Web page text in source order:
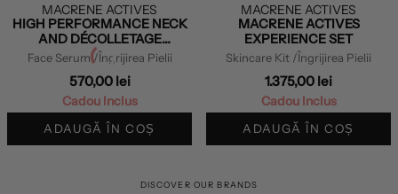
MACRENE ACTIVES
HIGH PERFORMANCE NECK
AND DÉCOLLETAGE
TREATMENT
Face Serum /Îngrijirea Pielii
570,00 lei
Cadou Inclus
ADAUGĂ ÎN COȘ
MACRENE ACTIVES
MACRENE ACTIVES
EXPERIENCE SET
Skincare Kit /Îngrijirea Pielii
1.375,00 lei
Cadou Inclus
ADAUGĂ ÎN COȘ
DISCOVER OUR BRANDS